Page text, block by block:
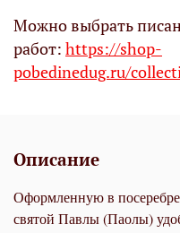
Можно выбрать
работ: https://shop-
pobedinedug.ru/
Описание
Оформленную в
святой Павлы (Паолы)